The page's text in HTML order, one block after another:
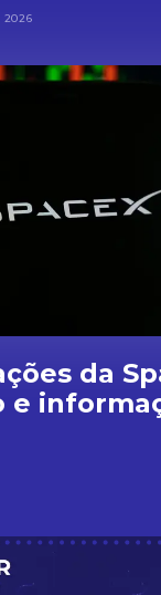
2026
da
e